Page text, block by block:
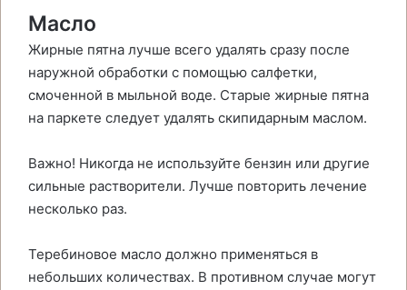
Масло
Жирные пятна лучше всего удалять сразу после
наружной обработки с помощью салфетки,
смоченной в мыльной воде. Старые жирные пятна
на паркете следует удалять скипидарным маслом.
Важно! Никогда не используйте бензин или другие
сильные растворители. Лучше повторить лечение
несколько раз.
Теребиновое масло должно применяться в
небольших количествах. В противном случае могут